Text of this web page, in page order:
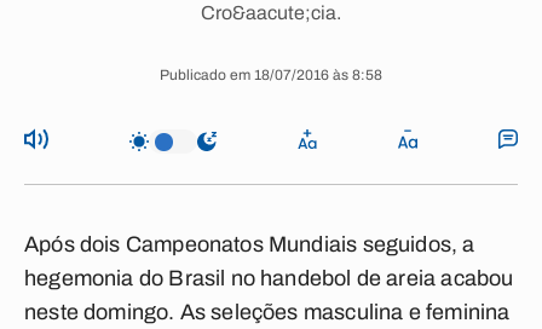
Cro&aacute;cia.
Publicado em 18/07/2016 às 8:58
Após dois Campeonatos Mundiais seguidos, a
hegemonia do Brasil no handebol de areia acabou
neste domingo. As seleções masculina e feminina